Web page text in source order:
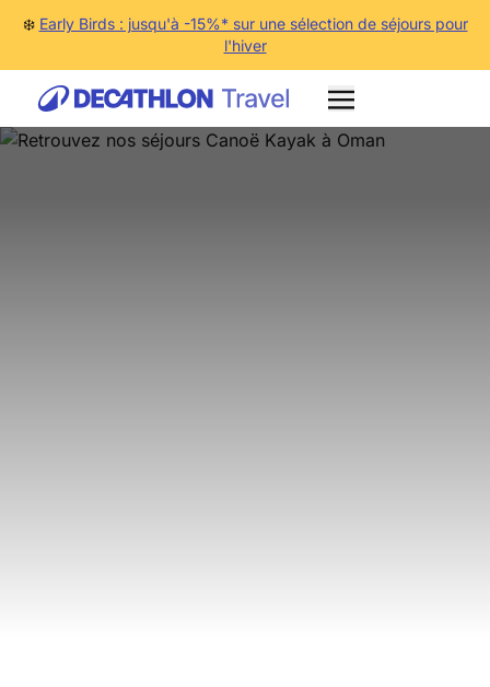
❄️ Early Birds : jusqu'à -15%* sur une sélection de séjours pour
l'hiver